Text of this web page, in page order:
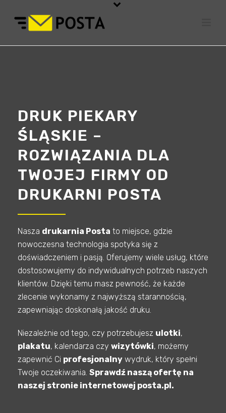
DRUK PIEKARY
ŚLĄSKIE –
ROZWIĄZANIA DLA
TWOJEJ FIRMY OD
DRUKARNI POSTA
Nasza drukarnia Posta to miejsce, gdzie
nowoczesna technologia spotyka się z
doświadczeniem i pasją. Oferujemy wiele usług, które
dostosowujemy do indywidualnych potrzeb naszych
klientów. Dzięki temu masz pewność, że każde
zlecenie wykonamy z najwyższą starannością,
zapewniając doskonałą jakość druku.
Niezależnie od tego, czy potrzebujesz ulotki,
plakatu, kalendarza czy wizytówki, możemy
zapewnić Ci profesjonalny wydruk, który spełni
Twoje oczekiwania. Sprawdź naszą ofertę na
naszej stronie internetowej posta.pl.